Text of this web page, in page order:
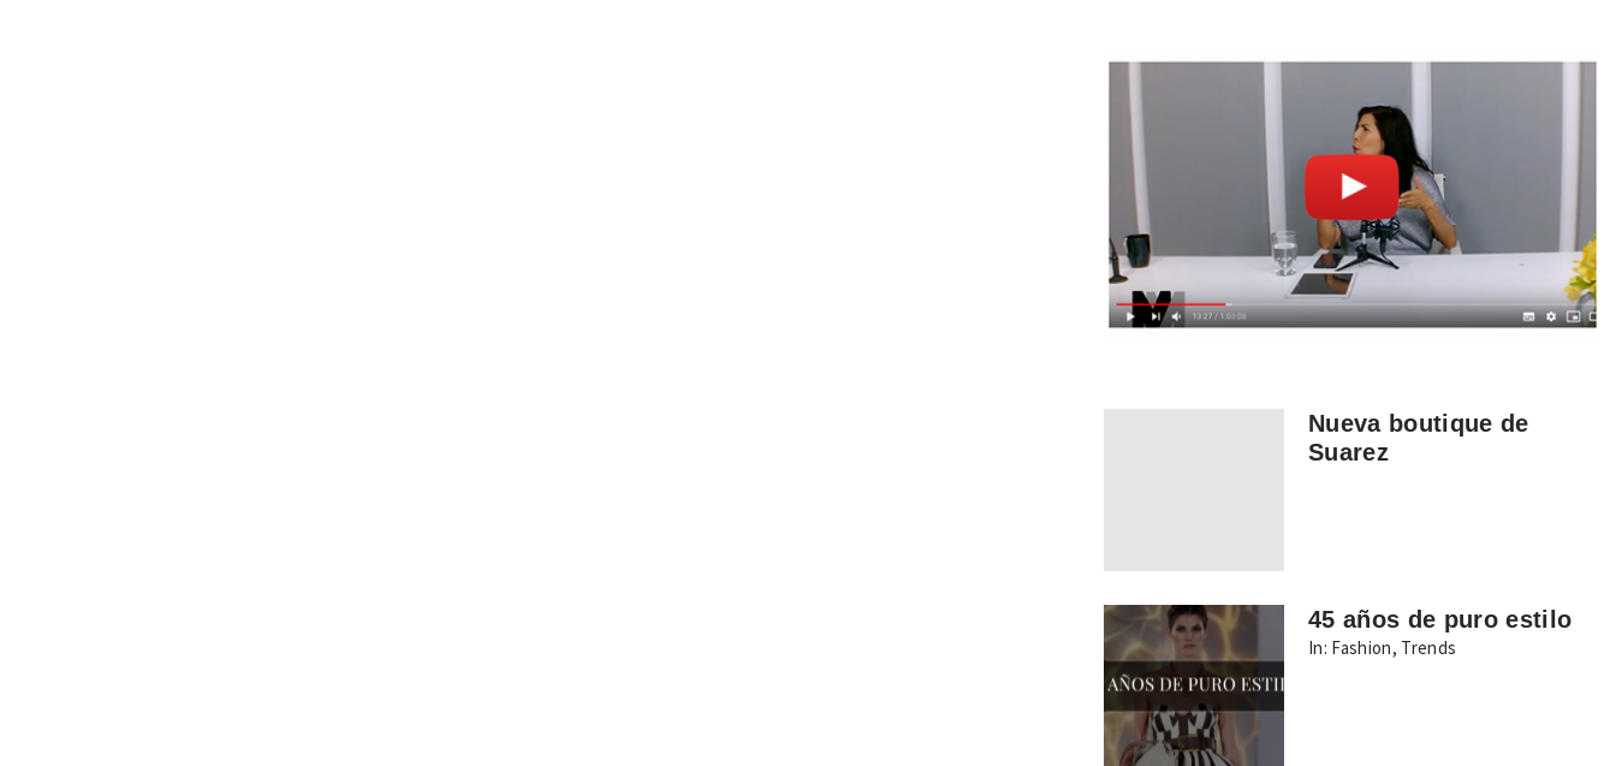
Nueva boutique de
Suarez
45 años de puro estilo
In: Fashion, Trends